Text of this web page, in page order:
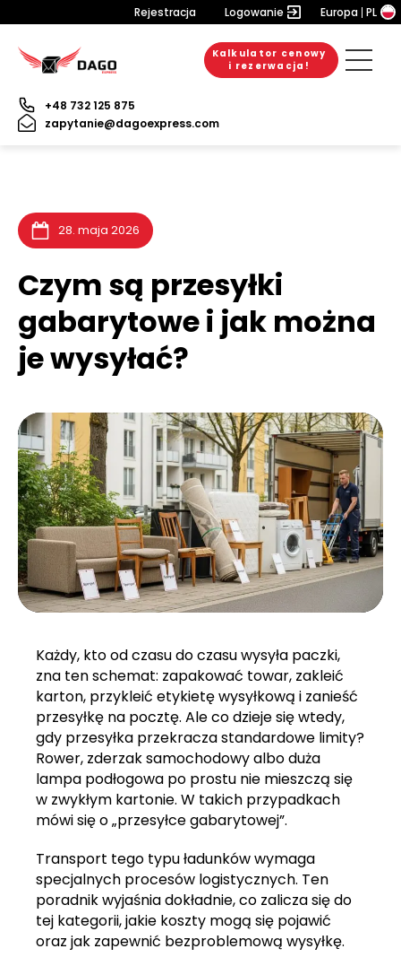
Rejestracja Logowanie Europa PL
Kalkulator cenowy
i rezerwacja!
+48 732 125 875
zapytanie@dagoexpress.com
28. maja 2026
Czym są przesyłki
gabarytowe i jak można
je wysyłać?
Każdy, kto od czasu do czasu wysyła paczki,
zna ten schemat: zapakować towar, zakleić
karton, przykleić etykietę wysyłkową i zanieść
przesyłkę na pocztę. Ale co dzieje się wtedy,
gdy przesyłka przekracza standardowe limity?
Rower, zderzak samochodowy albo duża
lampa podłogowa po prostu nie mieszczą się
w zwykłym kartonie. W takich przypadkach
mówi się o „przesyłce gabarytowej”.
Transport tego typu ładunków wymaga
specjalnych procesów logistycznych. Ten
poradnik wyjaśnia dokładnie, co zalicza się do
tej kategorii, jakie koszty mogą się pojawić
oraz jak zapewnić bezproblemową wysyłkę.
6. sierpnia 2026
20. lipca 2026
10. lipca 2026